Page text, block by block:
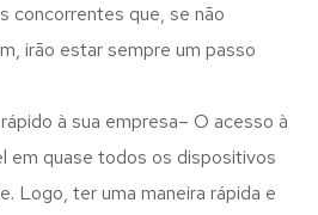
concorrentes que, se não
irão estar sempre um passo
à sua empresa– O acesso à
em quase todos os dispositivos
Logo, ter uma maneira rápida e